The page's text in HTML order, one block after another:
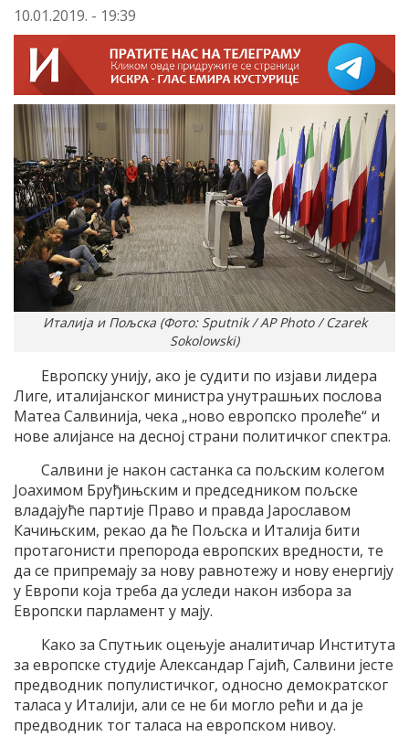
10.01.2019. - 19:39
Италија и Пољска (Фото: Sputnik / AP Photo / Czarek
Sokolowski)
Европску унију, ако је судити по изјави лидера
Лиге, италијанског министра унутрашњих послова
Матеа Салвинија, чека „ново европско пролеће“ и
нове алијансе на десној страни политичког спектра.
Салвини је након састанка са пољским колегом
Јоахимом Бруђињским и председником пољске
владајуће партије Право и правда Јарославом
Качињским, рекао да ће Пољска и Италија бити
протагонисти препорода европских вредности, те
да се припремају за нову равнотежу и нову енергију
у Европи која треба да уследи након избора за
Европски парламент у мају.
Како за Спутњик оцењује аналитичар Института
за европске студије Александар Гајић, Салвини јесте
предводник популистичког, односно демократског
таласа у Италији, али се не би могло рећи и да је
предводник тог таласа на европском нивоу.